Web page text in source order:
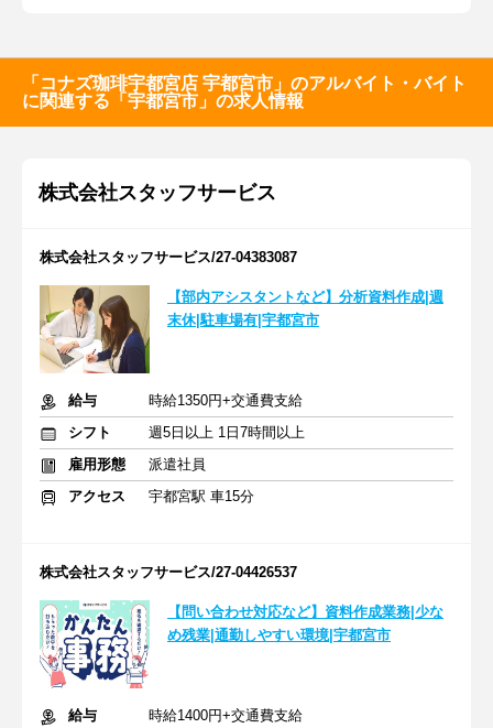
「コナズ珈琲宇都宮店 宇都宮市」のアルバイト・バイト
に関連する「宇都宮市」の求人情報
株式会社スタッフサービス
株式会社スタッフサービス/27-04383087
【部内アシスタントなど】分析資料作成|週
末休|駐車場有|宇都宮市
給与
時給1350円+交通費支給
シフト
週5日以上 1日7時間以上
雇用形態
派遣社員
アクセス
宇都宮駅 車15分
株式会社スタッフサービス/27-04426537
【問い合わせ対応など】資料作成業務|少な
め残業|通勤しやすい環境|宇都宮市
給与
時給1400円+交通費支給